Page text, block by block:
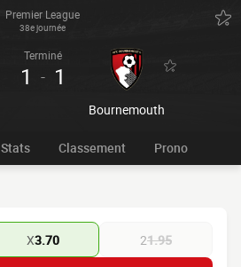
Premier League
38e journée
Terminé
1 - 1
Bournemouth
Stats Classement Prono
X3.70 21.95